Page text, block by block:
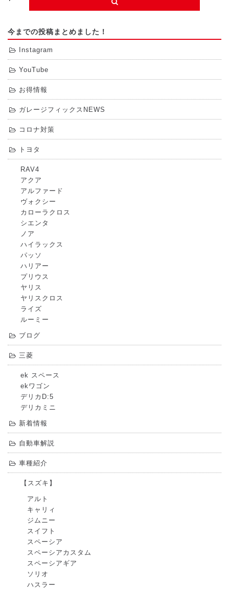
今までの投稿まとめました！
Instagram
YouTube
お得情報
ガレージフィックスNEWS
コロナ対策
トヨタ
RAV4
アクア
アルファード
ヴォクシー
カローラクロス
シエンタ
ノア
ハイラックス
パッソ
ハリアー
プリウス
ヤリス
ヤリスクロス
ライズ
ルーミー
ブログ
三菱
ek スペース
ekワゴン
デリカD:5
デリカミニ
新着情報
自動車解説
車種紹介
【スズキ】
アルト
キャリィ
ジムニー
スイフト
スペーシア
スペーシアカスタム
スペーシアギア
ソリオ
ハスラー